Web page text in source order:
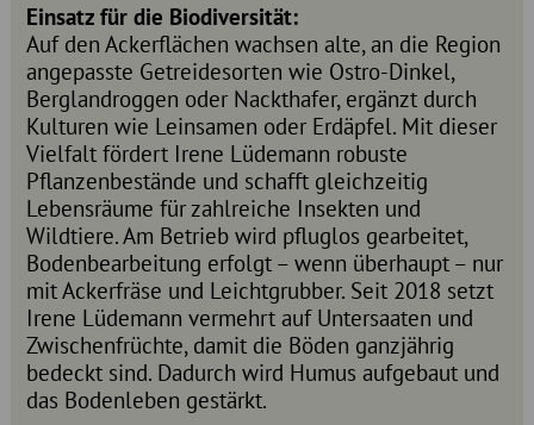
Einsatz für die Biodiversität:
Auf den Ackerflächen wachsen alte, an die Region
angepasste Getreidesorten wie Ostro-Dinkel,
Berglandroggen oder Nackthafer, ergänzt durch
Kulturen wie Leinsamen oder Erdäpfel. Mit dieser
Vielfalt fördert Irene Lüdemann robuste
Pflanzenbestände und schafft gleichzeitig
Lebensräume für zahlreiche Insekten und
Wildtiere. Am Betrieb wird pfluglos gearbeitet,
Bodenbearbeitung erfolgt – wenn überhaupt – nur
mit Ackerfräse und Leichtgrubber. Seit 2018 setzt
Irene Lüdemann vermehrt auf Untersaaten und
Zwischenfrüchte, damit die Böden ganzjährig
bedeckt sind. Dadurch wird Humus aufgebaut und
das Bodenleben gestärkt.